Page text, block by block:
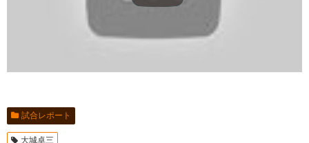
試合レポート
大城卓三